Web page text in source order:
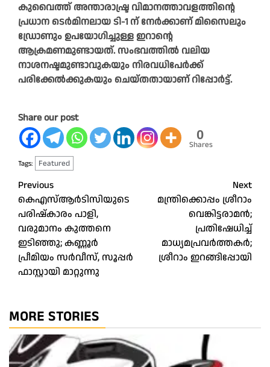
കുവൈത്ത് അന്താരാഷ്ട്ര വിമാനത്താവളത്തിന്റെ
പ്രധാന ടെർമിനലായ ടി-1 ന് നേർക്കാണ് മിസൈലും
ഡ്രോണും ഉപയോഗിച്ചുള്ള ഇറാന്റെ
ആക്രമണമുണ്ടായത്. സംഭവത്തിൽ വലിയ
നാശനഷ്ടമുണ്ടാവുകയും നിരവധിപേർക്ക്
പരിക്കേൽക്കുകയും ചെയ്തതായാണ് റിപ്പോർട്ട്.
Share our post
0
Shares
Tags: Featured
Post
navigation
Previous
കെഎസ്ആർടിസിയുടെ
പരിഷ്കാരം പാളി,
വരുമാനം കുത്തനെ
ഇടിഞ്ഞു; കണ്ണൂർ
പ്രീമിയം സർവീസ്, സൂപ്പർ
ഫാസ്റ്റായി മാറ്റുന്നു
Next
മന്ത്രിക്കൊപ്പം ശ്രീറാം
വെങ്കിട്ടരാമന്‍;
പ്രതിഷേധിച്ച്
മാധ്യമപ്രവര്‍ത്തകര്‍;
ശ്രീറാം ഇറങ്ങിപ്പോയി
MORE STORIES